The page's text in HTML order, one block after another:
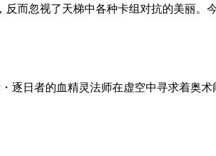
而忽视了天梯中各种卡组对抗的美丽。
逐日者的血精灵法师在虚空中寻求着奥